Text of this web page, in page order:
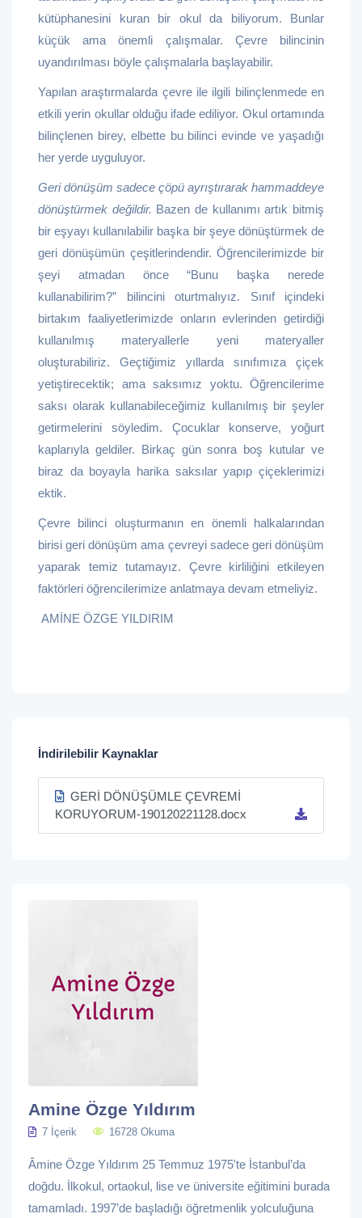
kütüphanesini kuran bir okul da biliyorum. Bunlar
küçük ama önemli çalışmalar. Çevre bilincinin
uyandırılması böyle çalışmalarla başlayabilir.
Yapılan araştırmalarda çevre ile ilgili bilinçlenmede en
etkili yerin okullar olduğu ifade ediliyor. Okul ortamında
bilinçlenen birey, elbette bu bilinci evinde ve yaşadığı
her yerde uyguluyor.
Geri dönüşüm sadece çöpü ayrıştırarak hammaddeye
dönüştürmek değildir. Bazen de kullanımı artık bitmiş
bir eşyayı kullanılabilir başka bir şeye dönüştürmek de
geri dönüşümün çeşitlerindendir. Öğrencilerimizde bir
şeyi atmadan önce “Bunu başka nerede
kullanabilirim?” bilincini oturtmalıyız. Sınıf içindeki
birtakım faaliyetlerimizde onların evlerinden getirdiği
kullanılmış materyallerle yeni materyaller
oluşturabiliriz. Geçtiğimiz yıllarda sınıfımıza çiçek
yetiştirecektik; ama saksımız yoktu. Öğrencilerime
saksı olarak kullanabileceğimiz kullanılmış bir şeyler
getirmelerini söyledim. Çocuklar konserve, yoğurt
kaplarıyla geldiler. Birkaç gün sonra boş kutular ve
biraz da boyayla harika saksılar yapıp çiçeklerimizi
ektik.
Çevre bilinci oluşturmanın en önemli halkalarından
birisi geri dönüşüm ama çevreyi sadece geri dönüşüm
yaparak temiz tutamayız. Çevre kirliliğini etkileyen
faktörleri öğrencilerimize anlatmaya devam etmeliyiz.
AMİNE ÖZGE YILDIRIM
İndirilebilir Kaynaklar
GERİ DÖNÜŞÜMLE ÇEVREMİ
KORUYORUM-190120221128.docx
Amine Özge Yıldırım
7 İçerik 16728 Okuma
Âmine Özge Yıldırım 25 Temmuz 1975'te İstanbul’da
doğdu. İlkokul, ortaokul, lise ve üniversite eğitimini burada
tamamladı. 1997’de başladığı öğretmenlik yolculuğuna